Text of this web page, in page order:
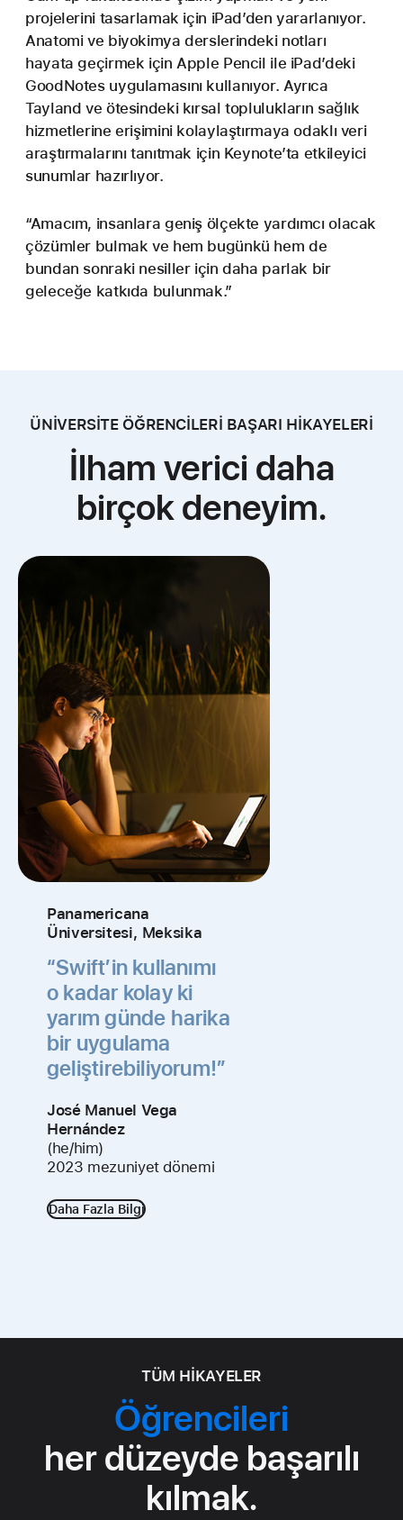
projelerini tasarlamak için iPad’den yararlanıyor.
Anatomi ve biyokimya derslerindeki notları
hayata geçirmek için Apple Pencil ile iPad’deki
GoodNotes uygulamasını kullanıyor. Ayrıca
Tayland ve ötesindeki kırsal toplulukların sağlık
hizmetlerine erişimini kolaylaştırmaya odaklı veri
araştırmalarını tanıtmak için Keynote’ta etkileyici
sunumlar hazırlıyor.
“Amacım, insanlara geniş ölçekte yardımcı olacak
çözümler bulmak ve hem bugünkü hem de
bundan sonraki nesiller için daha parlak bir
geleceğe katkıda bulunmak.”
ÜNİVERSİTE ÖĞRENCİLERİ BAŞARI HİKAYELERİ
İlham verici daha
birçok deneyim.
Panamericana
Üniversitesi, Meksika
“Swift’in kullanımı
o kadar kolay ki
yarım günde harika
bir uygulama
geliştirebiliyorum!”
José Manuel Vega
Hernández
(he/him)
2023 mezuniyet dönemi
Daha Fazla Bilgi
TÜM HİKAYELER
Öğrencileri
her düzeyde başarılı
kılmak.